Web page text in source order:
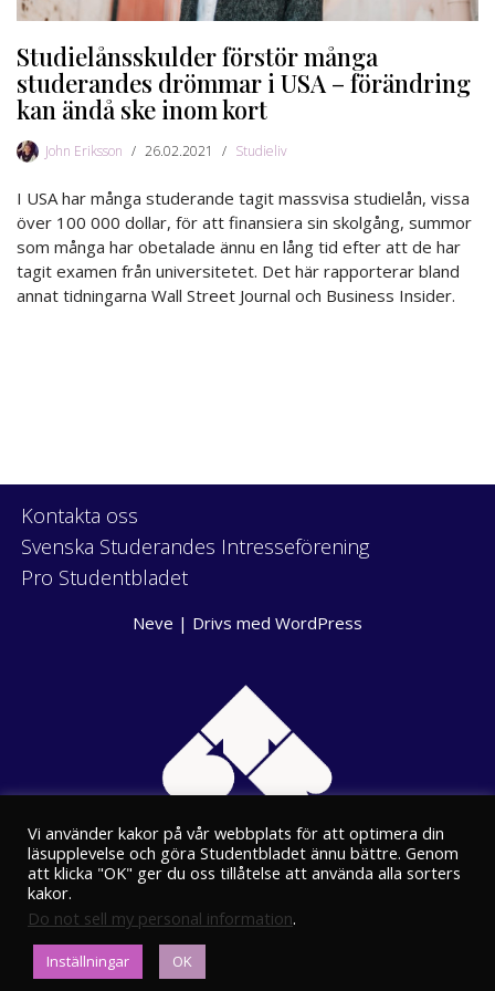
Studielånsskulder förstör många
studerandes drömmar i USA – förändring
kan ändå ske inom kort
John Eriksson 26.02.2021 Studieliv
I USA har många studerande tagit massvisa studielån, vissa
över 100 000 dollar, för att finansiera sin skolgång, summor
som många har obetalade ännu en lång tid efter att de har
tagit examen från universitetet. Det här rapporterar bland
annat tidningarna Wall Street Journal och Business Insider.
Kontakta oss
Svenska Studerandes Intresseförening
Pro Studentbladet
Neve | Drivs med WordPress
Eriksgatan 8
00100 Helsingfors
Vi använder kakor på vår webbplats för att optimera din
läsupplevelse och göra Studentbladet ännu bättre. Genom
att klicka "OK" ger du oss tillåtelse att använda alla sorters
kakor.
Do not sell my personal information.
Inställningar OK